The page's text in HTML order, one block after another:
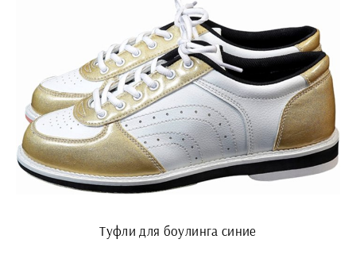
Туфли для боулинга синие